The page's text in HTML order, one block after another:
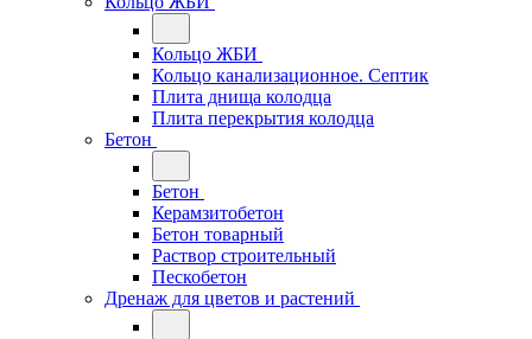
Кольцо ЖБИ
Кольцо канализационное. Септик
Плита днища колодца
Плита перекрытия колодца
Бетон
Бетон
Керамзитобетон
Бетон товарный
Раствор строительный
Пескобетон
Дренаж для цветов и растений